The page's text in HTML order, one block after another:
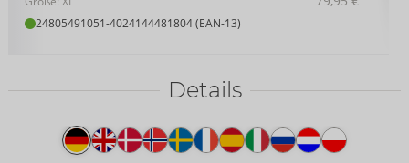
24805491051-4024144481804 (EAN-13)
Details
Produkttext